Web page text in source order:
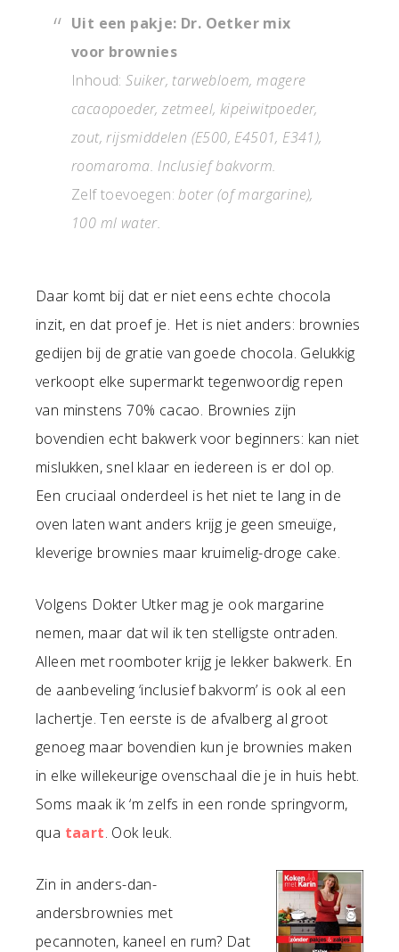
Uit een pakje: Dr. Oetker mix
voor brownies
Inhoud:Suiker, tarwebloem, magere
cacaopoeder, zetmeel, kipeiwitpoeder,
zout, rijsmiddelen (E500, E4501, E341),
roomaroma. Inclusief bakvorm.
Zelf toevoegen:boter (of margarine),
100 ml water.
Daar komt bij dat er niet eens echte chocola
inzit, en dat proef je. Het is niet anders: brownies
gedijen bij de gratie van goede chocola. Gelukkig
verkoopt elke supermarkt tegenwoordig repen
van minstens 70% cacao. Brownies zijn
bovendien echt bakwerk voor beginners: kan niet
mislukken, snel klaar en iedereen is er dol op.
Een cruciaal onderdeel is het niet te lang in de
oven laten want anders krijg je geen smeuïge,
kleverige brownies maar kruimelig-droge cake.
Volgens Dokter Utker mag je ook margarine
nemen, maar dat wil ik ten stelligste ontraden.
Alleen met roomboter krijg je lekker bakwerk. En
de aanbeveling ‘inclusief bakvorm’ is ook al een
lachertje. Ten eerste is de afvalberg al groot
genoeg maar bovendien kun je brownies maken
in elke willekeurige ovenschaal die je in huis hebt.
Soms maak ik ‘m zelfs in een ronde springvorm,
qua taart. Ook leuk.
Zin in anders-dan-
andersbrownies met
pecannoten, kaneel en rum? Dat